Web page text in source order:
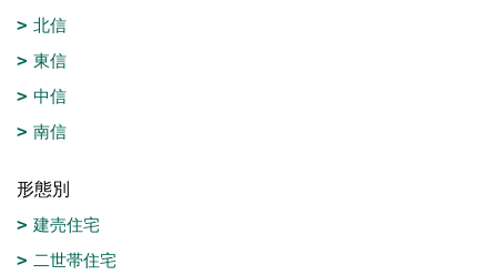
北信
東信
中信
南信
形態別
建売住宅
二世帯住宅